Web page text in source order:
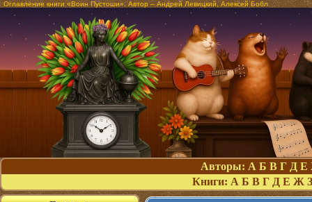
Оглавление книги «Воин Пустоши». Автор – Андрей Левицкий, Алексей Бобл
Авторы: А Б В Г Д Е
Книги: А Б В Г Д Е Ж З